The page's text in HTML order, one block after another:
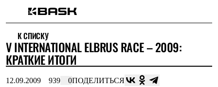
Интернет-магазин
Мужская одежда
Утепленная пухом
Куртки
Жилеты
К СПИСКУ
V INTERNATIONAL ELBRUS RACE – 2009:
КРАТКИЕ ИТОГИ
12.09.2009 939 0ПОДЕЛИТЬСЯ